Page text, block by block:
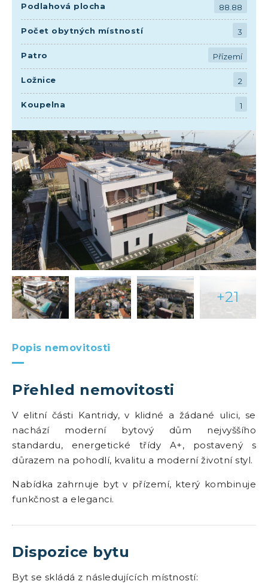
+21
Popis nemovitosti
Přehled nemovitosti
V elitní části Kantridy, v klidné a žádané ulici, se
nachází moderní bytový dům nejvyššího
standardu, energetické třídy A+, postavený s
důrazem na pohodlí, kvalitu a moderní životní styl.
Nabídka zahrnuje byt v přízemí, který kombinuje
funkčnost a eleganci.
Dispozice bytu
Byt se skládá z následujících místností:
Podlahová plocha 88.88
Počet obytných místností 3
Patro Přízemí
Ložnice 2
Koupelna 1